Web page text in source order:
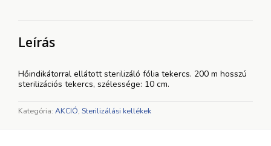
Leírás
Hőindikátorral ellátott sterilizáló fólia tekercs. 200 m hosszú
sterilizációs tekercs, szélessége: 10 cm.
Kategória: AKCIÓ, Sterilizálási kellékek